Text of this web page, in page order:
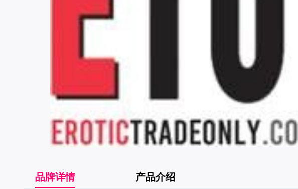
品牌详情 产品介绍